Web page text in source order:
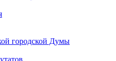
городской Думы